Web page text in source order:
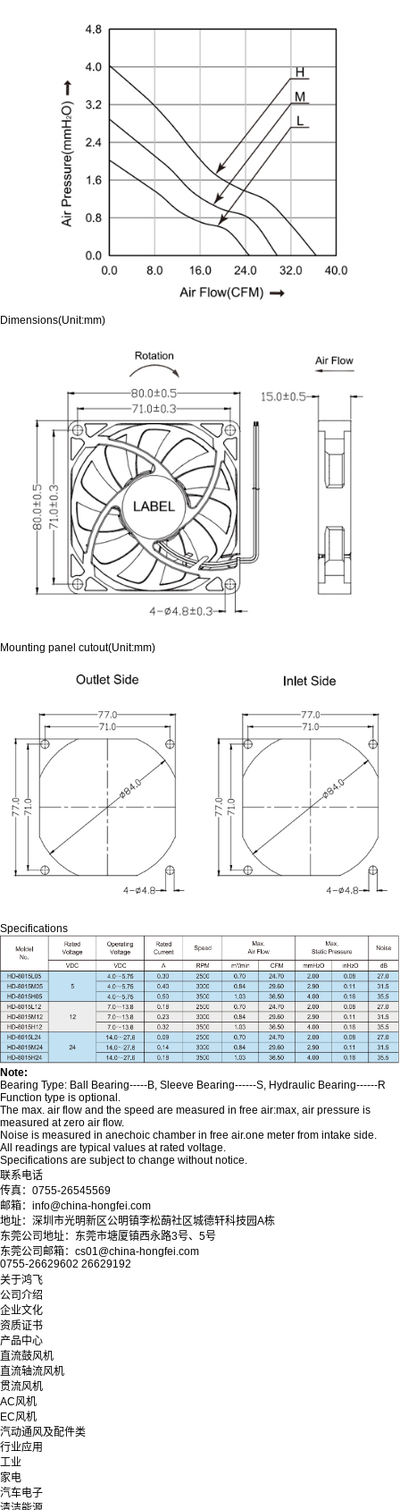
Dimensions(Unit:mm)
Mounting panel cutout(Unit:mm)
Specifications
Note:
Bearing Type: Ball Bearing-----B, Sleeve Bearing------S, Hydraulic Bearing------R
Function type is optional.
The max. air flow and the speed are measured in free air:max, air pressure is
measured at zero air flow.
Noise is measured in anechoic chamber in free air.one meter from intake side.
All readings are typical values at rated voltage.
Specifications are subject to change without notice.
联系电话
传真：0755-26545569
邮箱：info@china-hongfei.com
地址：深圳市光明新区公明镇李松蓢社区城德轩科技园A栋
东莞公司地址：东莞市塘厦镇西永路3号、5号
东莞公司邮箱：cs01@china-hongfei.com
0755-26629602 26629192
关于鸿飞
公司介绍
企业文化
资质证书
产品中心
直流鼓风机
直流轴流风机
贯流风机
AC风机
EC风机
汽动通风及配件类
行业应用
工业
家电
汽车电子